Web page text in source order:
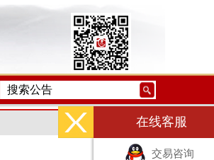
在线客服
交易咨询